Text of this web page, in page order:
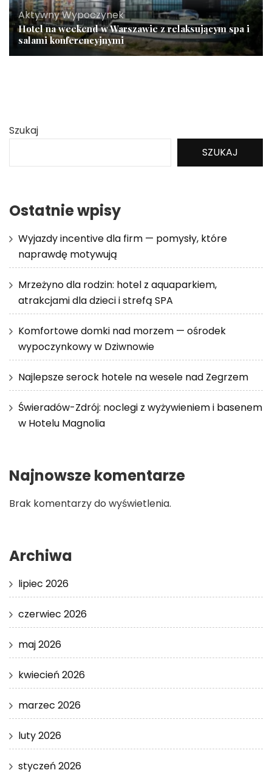
Aktywny Wypoczynek
Hotel na weekend w Warszawie z relaksującym spa i
salami konferencyjnymi
Szukaj
SZUKAJ
Ostatnie wpisy
Wyjazdy incentive dla firm — pomysły, które
naprawdę motywują
Mrzeżyno dla rodzin: hotel z aquaparkiem,
atrakcjami dla dzieci i strefą SPA
Komfortowe domki nad morzem — ośrodek
wypoczynkowy w Dziwnowie
Najlepsze serock hotele na wesele nad Zegrzem
Świeradów-Zdrój: noclegi z wyżywieniem i basenem
w Hotelu Magnolia
Najnowsze komentarze
Brak komentarzy do wyświetlenia.
Archiwa
lipiec 2026
czerwiec 2026
maj 2026
kwiecień 2026
marzec 2026
luty 2026
styczeń 2026